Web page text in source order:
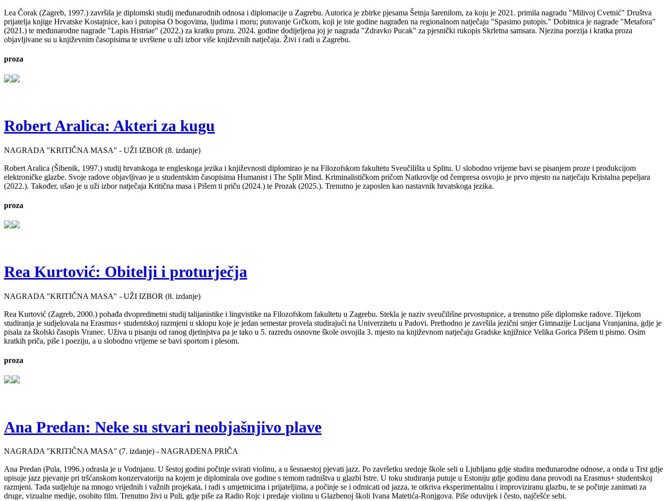
Lea Čorak (Zagreb, 1997.) završila je diplomski studij međunarodnih odnosa i diplomacije u Zagrebu. Autorica je zbirke pjesama Šetnja šarenilom, za koju je 2021. primila nagradu "Milivoj Cvetnić" Društva
prijatelja knjige Hrvatske Kostajnice, kao i putopisa O bogovima, ljudima i moru; putovanje Grčkom, koji je iste godine nagrađen na regionalnom natječaju "Spasimo putopis." Dobitnica je nagrade "Metafora"
(2021.) te međunarodne nagrade "Lapis Histriae" (2022.) za kratku prozu. 2024. godine dodijeljena joj je nagrada "Zdravko Pucak" za pjesnički rukopis Skrletna samsara. Njezina poezija i kratka proza
objavljivane su u književnim časopisima te uvrštene u uži izbor više književnih natječaja. Živi i radi u Zagrebu.
proza
Robert Aralica: Akteri za kugu
NAGRADA "KRITIČNA MASA" - UŽI IZBOR (8. izdanje)
Robert Aralica (Šibenik, 1997.) studij hrvatskoga te engleskoga jezika i književnosti diplomirao je na Filozofskom fakultetu Sveučilišta u Splitu. U slobodno vrijeme bavi se pisanjem proze i produkcijom
elektroničke glazbe. Svoje radove objavljivao je u studentskim časopisima Humanist i The Split Mind. Kriminalističkom pričom Natkrovlje od čempresa osvojio je prvo mjesto na natječaju Kristalna pepeljara
(2022.). Također, ušao je u uži izbor natječaja Kritična masa i Pišem ti priču (2024.) te Prozak (2025.). Trenutno je zaposlen kao nastavnik hrvatskoga jezika.
proza
Rea Kurtović: Obitelji i proturječja
NAGRADA "KRITIČNA MASA" - UŽI IZBOR (8. izdanje)
Rea Kurtović (Zagreb, 2000.) pohađa dvopredmetni studij talijanistike i lingvistike na Filozofskom fakultetu u Zagrebu. Stekla je naziv sveučilišne prvostupnice, a trenutno piše diplomske radove. Tijekom
studiranja je sudjelovala na Erasmus+ studentskoj razmjeni u sklopu koje je jedan semestar provela studirajući na Univerzitetu u Padovi. Prethodno je završila jezični smjer Gimnazije Lucijana Vranjanina, gdje je
pisala za školski časopis Vranec. Uživa u pisanju od ranog djetinjstva pa je tako u 5. razredu osnovne škole osvojila 3. mjesto na književnom natječaju Gradske knjižnice Velika Gorica Pišem ti pismo. Osim
kratkih priča, piše i poeziju, a u slobodno vrijeme se bavi sportom i plesom.
proza
Ana Predan: Neke su stvari neobjašnjivo plave
NAGRADA "KRITIČNA MASA" (7. izdanje) - NAGRAĐENA PRIČA
Ana Predan (Pula, 1996.) odrasla je u Vodnjanu. U šestoj godini počinje svirati violinu, a u šesnaestoj pjevati jazz. Po završetku srednje škole seli u Ljubljanu gdje studira međunarodne odnose, a onda u Trst gdje
upisuje jazz pjevanje pri tršćanskom konzervatoriju na kojem je diplomirala ove godine s temom radništva u glazbi Istre. U toku studiranja putuje u Estoniju gdje godinu dana provodi na Erasmus+ studentskoj
razmjeni. Tada sudjeluje na mnogo vrijednih i važnih projekata, i radi s umjetnicima i prijateljima, a počinje se i odmicati od jazza, te otkriva eksperimentalnu i improviziranu glazbu, te se počinje zanimati za
druge, vizualne medije, osobito film. Trenutno živi u Puli, gdje piše za Radio Rojc i predaje violinu u Glazbenoj školi Ivana Matetića-Ronjgova. Piše oduvijek i često, najčešće sebi.